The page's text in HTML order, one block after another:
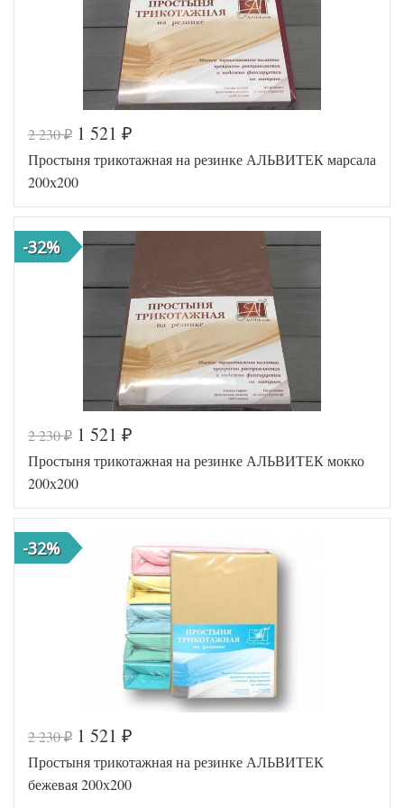
Код товара
546-698
Артикул
AL200092
Размер
простыни
200х200
(на
резинке)
Производитель
Код товара
516-649
Артикул
AL200092
Размер
простыни
200х200
резинке)
Производитель
АльВиТек
(Россия)
2 230₽ 1 521 ₽
Простыня трикотажная на резинке АЛЬВИТЕК марсала
200х200
-32%
Код товара
516-574
Артикул
AL200092
5553993
2 230₽ 1 521 ₽
Простыня трикотажная на резинке АЛЬВИТЕК мокко
200х200
-32%
2 230₽ 1 521 ₽
Простыня трикотажная на резинке АЛЬВИТЕК
бежевая 200х200